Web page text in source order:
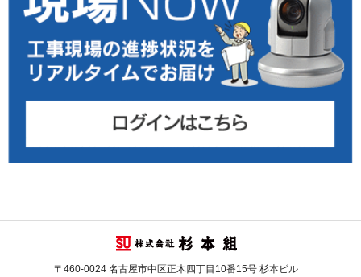
〒460-0024 名古屋市中区正木四丁目10番15号 杉本ビル